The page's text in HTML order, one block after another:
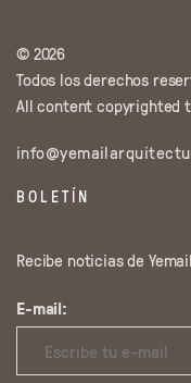
© 2026
Todos los derechos
All content copyrighted
BOLETÍN
Recibe noticias de
E-mail: